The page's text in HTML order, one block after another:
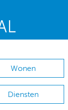
Wonen
Diensten